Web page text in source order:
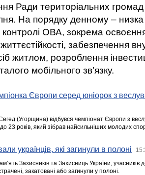
Ради територіальних громад
На порядку денному –
ОВА, зокрема освоєння
забезпечення
житлом, розроблення
мобільного зв’язку.
Європи серед юніорок з
(Угорщина) відбувся чемпіонат Європи з
23 років, який зібрав найсильніших молодих
українців, які загинули в полоні
Захисників та Захисниць України,
закатовані або загинули у полоні.